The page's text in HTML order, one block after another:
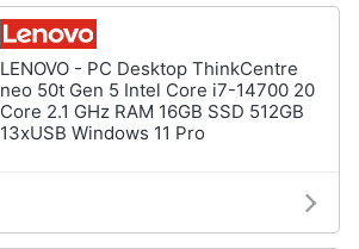
LENOVO - PC Desktop ThinkCentre
neo 50t Gen 5 Intel Core i7-14700 20
Core 2.1 GHz RAM 16GB SSD 512GB
13xUSB Windows 11 Pro